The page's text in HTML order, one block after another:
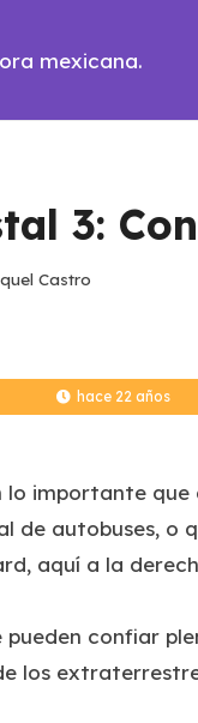
mexicana.
3:
Castro
hace 22 años
lo importante
de autobuses, o
aquí a la
pueden confiar
los